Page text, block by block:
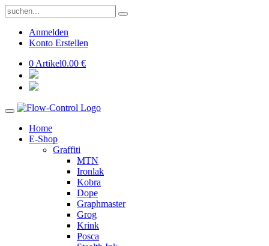
Anmelden
Konto Erstellen
0 Artikel0.00 €
Home
E-Shop
Graffiti
MTN
Ironlak
Kobra
Dope
Graphmaster
Grog
Krink
Posca